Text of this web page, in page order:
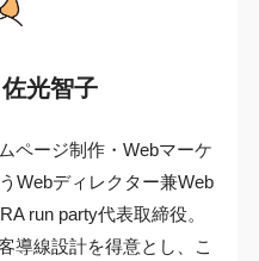
光智子
ページ制作・Webマーケ
Webディレクター兼Web
run party代表取締役。
導線設計を得意とし、こ